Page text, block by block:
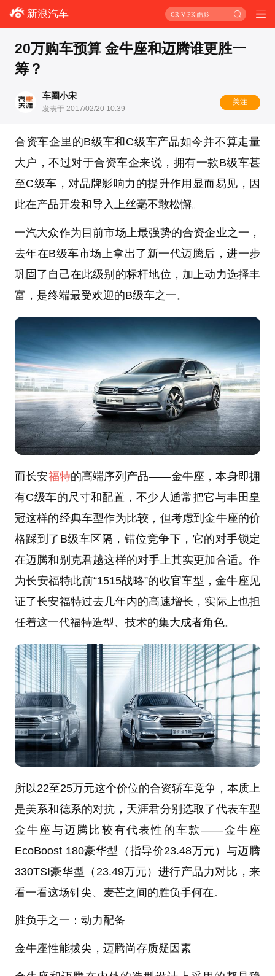
新浪汽车 CR-V PK 皓影
20万购车预算 金牛座和迈腾谁更胜一
筹？
车圈小宋
发表于 2017/02/20 10:39
关注
合资车企里的B级车和C级车产品如今并不算走量
大户，不过对于合资车企来说，拥有一款B级车甚
至C级车，对品牌影响力的提升作用显而易见，因
此在产品开发和导入上丝毫不敢松懈。
一汽大众作为目前市场上最强势的合资企业之一，
去年在B级车市场上拿出了新一代迈腾后，进一步
巩固了自己在此级别的标杆地位，加上动力选择丰
富，是终端最受欢迎的B级车之一。
而长安福特的高端序列产品——金牛座，本身即拥
有C级车的尺寸和配置，不少人通常把它与丰田皇
冠这样的经典车型作为比较，但考虑到金牛座的价
格踩到了B级车区隔，错位竞争下，它的对手锁定
在迈腾和别克君越这样的对手上其实更加合适。作
为长安福特此前“1515战略”的收官车型，金牛座见
证了长安福特过去几年内的高速增长，实际上也担
任着这一代福特造型、技术的集大成者角色。
所以22至25万元这个价位的合资轿车竞争，本质上
是美系和德系的对抗，天涯君分别选取了代表车型
金牛座与迈腾比较有代表性的车款——金牛座
EcoBoost 180豪华型（指导价23.48万元）与迈腾
330TSI豪华型（23.49万元）进行产品力对比，来
看一看这场针尖、麦芒之间的胜负手何在。
胜负手之一：动力配备
金牛座性能拔尖，迈腾尚存质疑因素